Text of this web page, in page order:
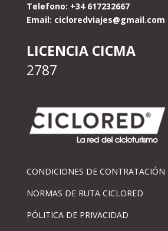
Telefono: +34 617232667
Email: cicloredviajes@gmail.com
LICENCIA CICMA
2787
CONDICIONES DE CONTRATACIÓN
NORMAS DE RUTA CICLORED
PÓLITICA DE PRIVACIDAD